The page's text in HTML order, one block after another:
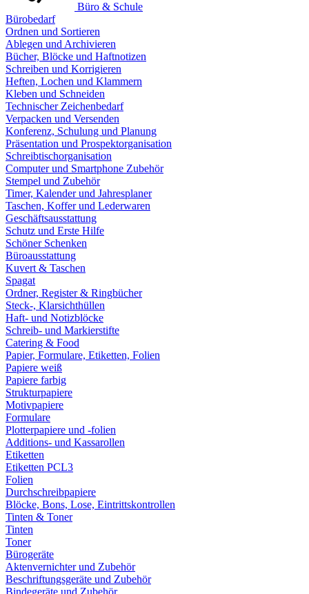
Büro & Schule
Bürobedarf
Ordnen und Sortieren
Ablegen und Archivieren
Bücher, Blöcke und Haftnotizen
Schreiben und Korrigieren
Heften, Lochen und Klammern
Kleben und Schneiden
Technischer Zeichenbedarf
Verpacken und Versenden
Konferenz, Schulung und Planung
Präsentation und Prospektorganisation
Schreibtischorganisation
Computer und Smartphone Zubehör
Stempel und Zubehör
Timer, Kalender und Jahresplaner
Taschen, Koffer und Lederwaren
Geschäftsausstattung
Schutz und Erste Hilfe
Schöner Schenken
Büroausstattung
Kuvert & Taschen
Spagat
Ordner, Register & Ringbücher
Steck-, Klarsichthüllen
Haft- und Notizblöcke
Schreib- und Markierstifte
Catering & Food
Papier, Formulare, Etiketten, Folien
Papiere weiß
Papiere farbig
Strukturpapiere
Motivpapiere
Formulare
Plotterpapiere und -folien
Additions- und Kassarollen
Etiketten
Etiketten PCL3
Folien
Durchschreibpapiere
Blöcke, Bons, Lose, Eintrittskontrollen
Tinten & Toner
Tinten
Toner
Bürogeräte
Aktenvernichter und Zubehör
Beschriftungsgeräte und Zubehör